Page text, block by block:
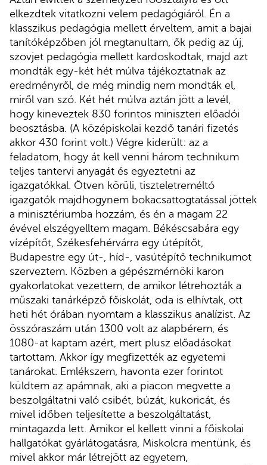
elkezdtek vitatkozni velem pedagógiáról. Én a
klasszikus pedagógia mellett érveltem, amit a bajai
tanítóképzőben jól megtanultam, ők pedig az új,
szovjet pedagógia mellett kardoskodtak, majd azt
mondták egy-két hét múlva tájékoztatnak az
eredményről, de még mindig nem mondták el,
miről van szó. Két hét múlva aztán jött a levél,
hogy kineveztek 830 forintos miniszteri előadói
beosztásba. (A középiskolai kezdő tanári fizetés
akkor 430 forint volt.) Végre kiderült: az a
feladatom, hogy át kell venni három technikum
teljes tantervi anyagát és egyeztetni az
igazgatókkal. Ötven körüli, tiszteletreméltó
igazgatók majdhogynem bokacsattogtatással jöttek
a minisztériumba hozzám, és én a magam 22
évével elszégyelltem magam. Békéscsabára egy
vízépítőt, Székesfehérvárra egy útépítőt,
Budapestre egy út-, híd-, vasútépítő technikumot
szerveztem. Közben a gépészmérnöki karon
gyakorlatokat vezettem, de amikor létrehozták a
műszaki tanárképző főiskolát, oda is elhívtak, ott
heti hét órában nyomtam a klasszikus analízist. Az
összóraszám után 1300 volt az alapbérem, és
1080-at kaptam azért, mert plusz előadásokat
tartottam. Akkor így megfizették az egyetemi
tanárokat. Emlékszem, havonta ezer forintot
küldtem az apámnak, aki a piacon megvette a
beszolgáltatni való csibét, búzát, kukoricát, és
mivel időben teljesítette a beszolgáltatást,
mintagazda lett. Amikor el kellett vinni a főiskolai
hallgatókat gyárlátogatásra, Miskolcra mentünk, és
mivel akkor már létrejött az egyetem,